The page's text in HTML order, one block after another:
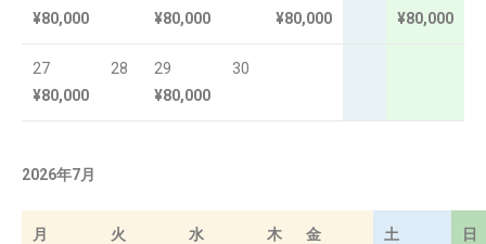
¥80,000
¥80,000
¥80,000
¥80,000
27
¥80,000
28
29
¥80,000
30
2026年7月
月 火 水 木 金 土 日